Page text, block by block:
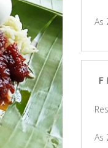
As
As